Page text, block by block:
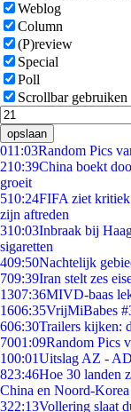
Weblog
Column
(P)review
Special
Poll
Scrollbar gebruiken
opslaan
011:03Random Pics
210:39China boekt
groeit
510:24FIFA ziet
zijn aftreden
310:03Inbraak bij
sigaretten
409:50Nachtelijk
709:39Iran stelt zes
1307:36MIVD-baas
1606:35VrijMiBabes
606:30Trailers kijken:
7001:09Random Pics
100:01Uitslag AZ -
823:46Hoe 30 landen
China en Noord-Korea
322:13Vollering slaat